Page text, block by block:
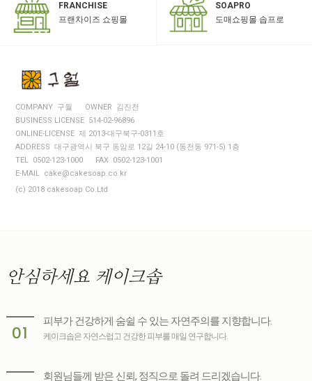
FRANCHISE
프랜차이즈 쇼핑몰
SOAPRO
도매쇼핑몰 솝프로
COMPANY 구월
OWNER 김진천
BUSINESS LICENSE 514-02-96896
ONLINE-LICENSE 제 2013-대구북구-0311호
ADDRESS 대구광역시 북구 동암로 12길 24-10 (동천동 971-5) 1층
TEL 0502-123-1000
FAX 0502-123-1001
E-MAIL cake@cakesoap.co.kr
(c) 2018 cakesoap Co.Ltd
안심하세요 케이크솝
01
피부가 건강하게 숨쉴 수 있는 자연주의를 지향합니다.
케이크솝은 자연스럽고 건강한 피부를 매일 연구합니다.
회원님들께 받은 신뢰, 정직으로 돌려 드리겠습니다.